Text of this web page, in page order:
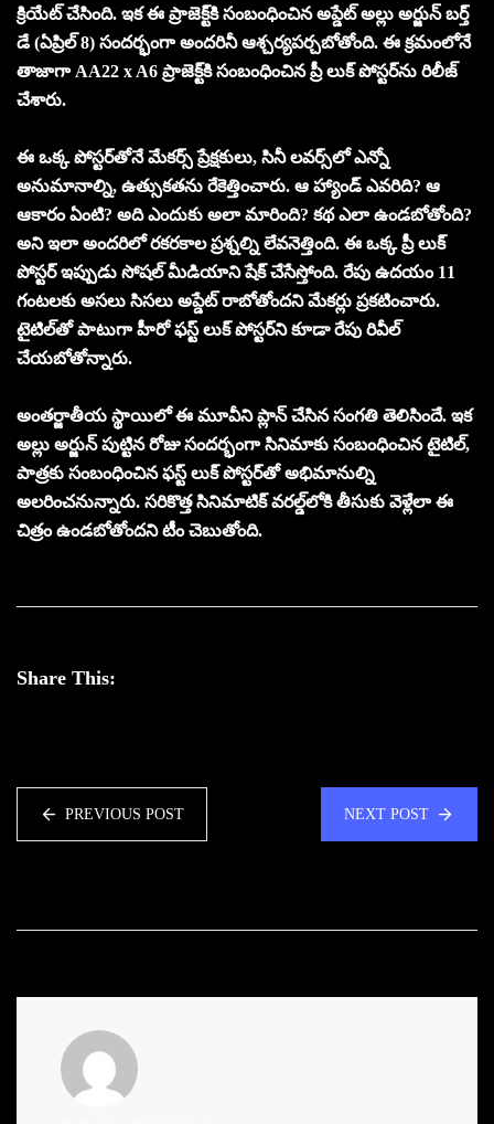
క్రియేట్ చేసింది. ఇక ఈ ప్రాజెక్ట్‌కి సంబంధించిన అప్డేట్ అల్లు అర్జున్ బర్త్
డే (ఏప్రిల్ 8) సందర్భంగా అందరినీ ఆశ్చర్యపర్చబోతోంది. ఈ క్రమంలోనే
తాజాగా AA22 x A6 ప్రాజెక్ట్‌కి సంబంధించిన ప్రీ లుక్ పోస్టర్‌ను రిలీజ్
చేశారు.
ఈ ఒక్క పోస్టర్‌తోనే మేకర్స్ ప్రేక్షకులు, సినీ లవర్స్‌లో ఎన్నో
అనుమానాల్ని, ఉత్సుకతను రేకెత్తించారు. ఆ హ్యాండ్ ఎవరిది? ఆ
ఆకారం ఏంటి? అది ఎందుకు అలా మారింది? కథ ఎలా ఉండబోతోంది?
అని ఇలా అందరిలో రకరకాల ప్రశ్నల్ని లేవనెత్తింది. ఈ ఒక్క ప్రీ లుక్
పోస్టర్ ఇప్పుడు సోషల్ మీడియాని షేక్ చేసేస్తోంది. రేపు ఉదయం 11
గంటలకు అసలు సిసలు అప్డేట్ రాబోతోందని మేకర్లు ప్రకటించారు.
టైటిల్‌తో పాటుగా హీరో ఫస్ట్ లుక్ పోస్టర్‌ని కూడా రేపు రివీల్
చేయబోతోన్నారు.
అంతర్జాతీయ స్థాయిలో ఈ మూవీని ప్లాన్ చేసిన సంగతి తెలిసిందే. ఇక
అల్లు అర్జున్ పుట్టిన రోజు సందర్భంగా సినిమాకు సంబంధించిన టైటిల్,
పాత్రకు సంబంధించిన ఫస్ట్ లుక్ పోస్టర్‌తో అభిమానుల్ని
అలరించనున్నారు. సరికొత్త సినిమాటిక్ వరల్డ్‌లోకి తీసుకు వెళ్లేలా ఈ
చిత్రం ఉండబోతోందని టీం చెబుతోంది.
Share This:
PREVIOUS POST NEXT POST